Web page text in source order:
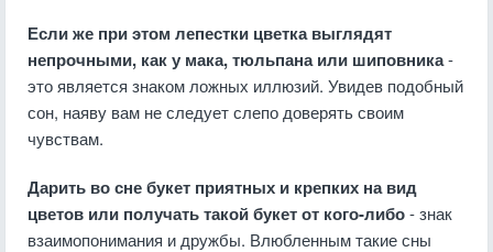
Если же при этом лепестки цветка выглядят
непрочными, как у мака, тюльпана или шиповника-
это является знаком ложных иллюзий. Увидев подобный
сон, наяву вам не следует слепо доверять своим
чувствам.
Дарить во сне букет приятных и крепких на вид
цветов или получать такой букет от кого-либо- знак
взаимопонимания и дружбы. Влюбленным такие сны